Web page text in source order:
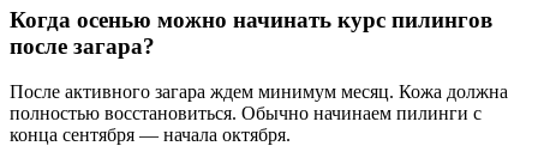
Когда осенью можно начинать курс пилингов
после загара?
После активного загара ждем минимум месяц. Кожа должна
полностью восстановиться. Обычно начинаем пилинги с
конца сентября — начала октября.